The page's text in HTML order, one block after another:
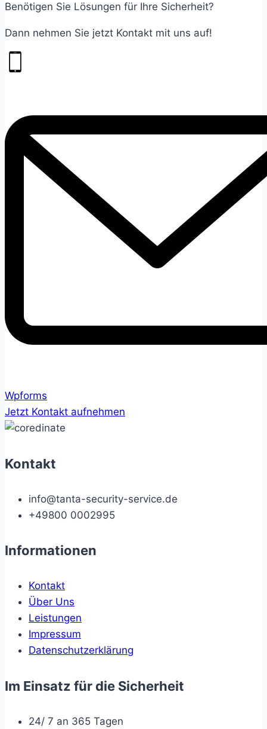
Benötigen Sie Lösungen für Ihre Sicherheit?
Dann nehmen Sie jetzt Kontakt mit uns auf!
Wpforms
Jetzt Kontakt aufnehmen
Kontakt
info@tanta-security-service.de
+49800 0002995
Informationen
Kontakt
Über Uns
Leistungen
Impressum
Datenschutzerklärung
Im Einsatz für die Sicherheit
24/ 7 an 365 Tagen